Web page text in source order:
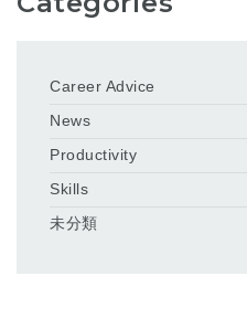
Career Advice
News
Productivity
Skills
未分類